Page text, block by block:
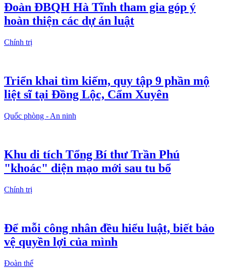
Đoàn ĐBQH Hà Tĩnh tham gia góp ý
hoàn thiện các dự án luật
Chính trị
Triển khai tìm kiếm, quy tập 9 phần mộ
liệt sĩ tại Đồng Lộc, Cẩm Xuyên
Quốc phòng - An ninh
Khu di tích Tổng Bí thư Trần Phú
"khoác" diện mạo mới sau tu bổ
Chính trị
Để mỗi công nhân đều hiểu luật, biết bảo
vệ quyền lợi của mình
Đoàn thể